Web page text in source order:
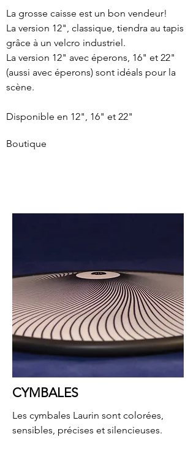
La grosse caisse est un bon vendeur!
La version 12", classique, tiendra au tapis
grâce à un velcro industriel.
La version 12" avec éperons, 16" et 22"
(aussi avec éperons) sont idéals pour la
scène.
Disponible en 12", 16" et 22"
Boutique
CYMBALES
Les cymbales Laurin sont colorées,
sensibles, précises et silencieuses.